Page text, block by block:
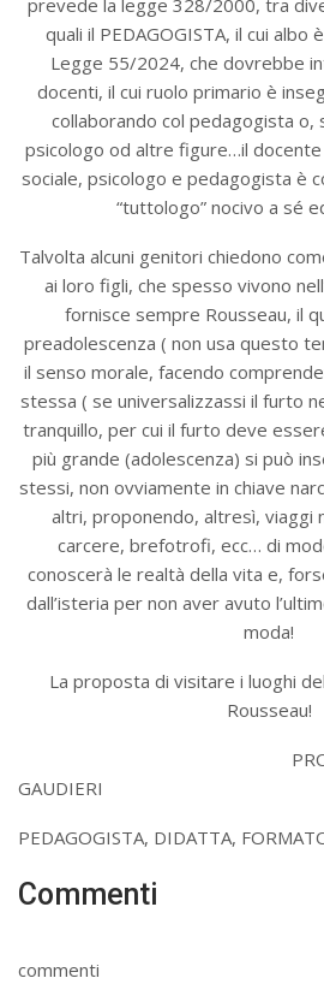
prevede la legge 328/2000, tra
quali il PEDAGOGISTA, il cui
Legge 55/2024, che dovrebbe
docenti, il cui ruolo primario è
collaborando col pedagogista o,
psicologo od altre figure…il
sociale, psicologo e pedagogista è
“tuttologo” nocivo a sé
Talvolta alcuni genitori chiedono
ai loro figli, che spesso vivono
fornisce sempre Rousseau, il
preadolescenza ( non usa questo
il senso morale, facendo
stessa ( se universalizzassi il furto
tranquillo, per cui il furto deve
più grande (adolescenza) si può
stessi, non ovviamente in chiave
altri, proponendo, altresì, viaggi
carcere, brefotrofi, ecc… di
conoscerà le realtà della vita e,
dall’isteria per non aver avuto
moda!
La proposta di visitare i luoghi
Rousseau!
PROF. DOTT.
GAUDIERI
PEDAGOGISTA, DIDATTA,
Commenti
commenti